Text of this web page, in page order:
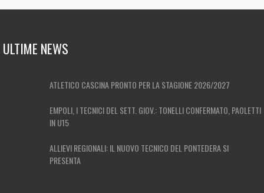
ULTIME NEWS
ATLETICO CASCINA PRONTO PER LA STAGIONE 2026/2027
EMPOLI, I TECNICI DEL SETT. GIOV.: TONELLI CONFERMATO, PAOLETTI
IN U15
ALLIEVI REGIONALI: IL NUOVO TECNICO DEL PONTEDERA SI
PRESENTA